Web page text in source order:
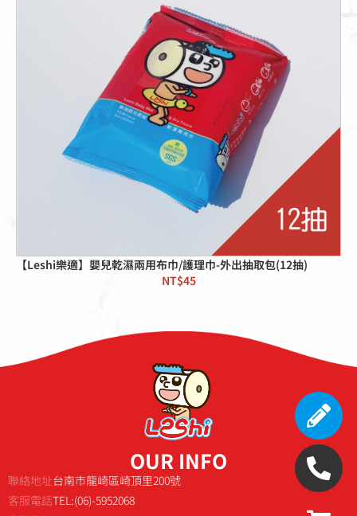
【Leshi樂適】嬰兒乾濕兩用布巾/護理巾-外出抽取包(12抽)
NT$45
OUR INFO
聯絡地址
客服電話
台南市龍崎區崎頂里200號
TEL:(06)-5952068